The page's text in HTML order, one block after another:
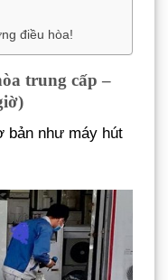
điều hòa!
trung cấp –
bản như máy hút